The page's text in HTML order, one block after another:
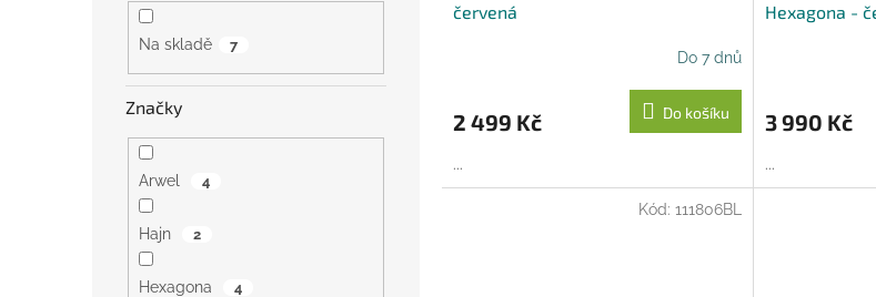
Na skladě 7
Značky
Arwel 4
Hajn 2
Hexagona 4
červená
Do 7 dnů
2 499 Kč Do košíku
...
Hexagona -
3 990 Kč
...
Kód: 111806BL